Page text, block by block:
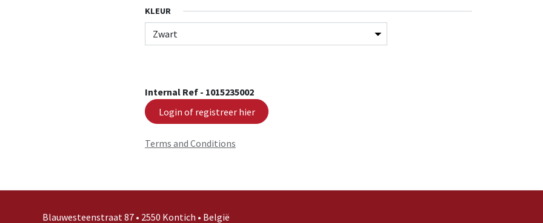
KLEUR
Internal Ref - 1015235002
Login of registreer hier
Terms and Conditions
Blauwesteenstraat 87 • 2550 Kontich • België